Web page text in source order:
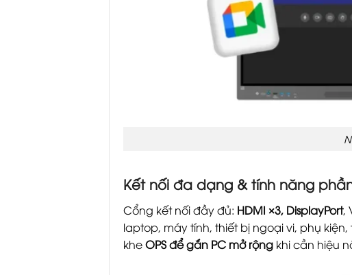
Kết nối đa dạng & tính năng
Cổng kết nối đầy đủ: HDMI ×3, DisplayPort,
laptop, máy tính, thiết bị ngoại vi, phụ
kheOPS để gắn PC mở rộng khi cần hiệu